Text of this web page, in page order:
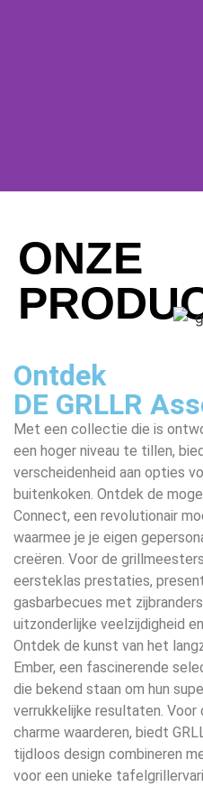
DE
VAN
GRLLR heeft een
producten voor buiten
sterke en stoere
buitenkeukenmodule.
assortiment en begin
ONZE
Ontdek
DE GRLLR
Met een collectie die is
een hoger niveau te tillen,
verscheidenheid aan opties
buitenkoken. Ontdek de
Connect, een revolutionair
waarmee je je eigen
creëren. Voor de
eersteklas prestaties,
gasbarbecues met
uitzonderlijke veelzijdigheid
Ontdek de kunst van het
Ember, een fascinerende
die bekend staan om hun
verrukkelijke resultaten. Voor
charme waarderen, biedt
tijdloos design combineren
voor een unieke